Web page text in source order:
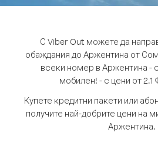
С Viber Out можете да
обаждания до Аржентина от
всеки номер в Аржентина -
мобилен! - с цени от 2.1
Купете кредитни пакети или
получите най-добрите цени на
Аржентина.